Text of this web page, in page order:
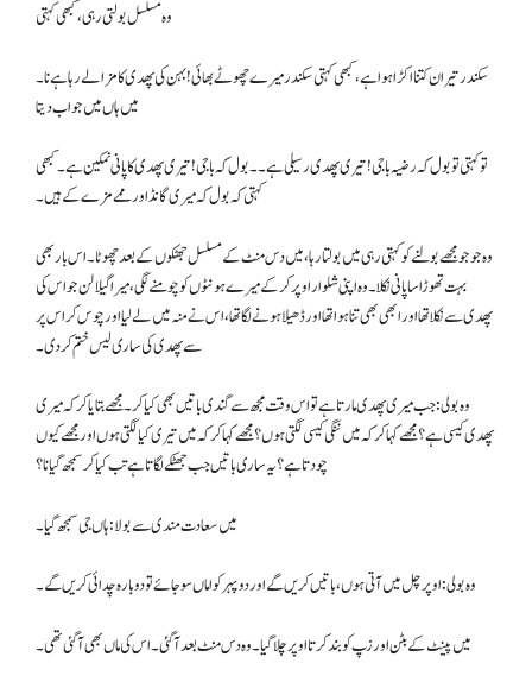
وہ مسلسل بولتی رہی، کبھی کہتی
سکندر تیر ان کتنا اکڑا ہوا ہے، کبھی کہتی سکندر میرے چھوٹے بھائی ! بہن کی پھدی کا مزا لے رہا ہے نا۔
میں ہاں میں جواب دیتا
تو کہتی تو بول کہ رضیہ باجی! تیری پھدی رسیلی ہے۔۔ بول کہ باجی! تیری پھدی کا پانی نمکین ہے۔ کبھی
کہتی کہ بول کہ میری گانڈ اورممے مزے کے ہیں۔
وہ جو جو مجھے بولنے کو کہتی رہی میں بولتا رہا، میں دس منٹ کے مسلسل جھٹکوں کے بعد چھوٹا۔ اس بار بھی
بہت تھوڑا سا پانی نکلا۔ وہ اپنی شلوار اوپر کر کے میرے ہونٹوں کو چومنے لگی، میرا گیلا لن جو اس کی
پھدی سے نکلا تھا اور ابھی بھی تنا ہوا تھا اور ڈھیلا ہونے لگا تھا، اس نے منہ میں لے لیا اور چوس کر اس پر
سے پھدی کی ساری لیس ختم کر دی۔
وہ بولی: جب میری پھدی مارتا ہے تو اس وقت مجھ سے گندی باتیں بھی کیا کر۔ مجھے بتایاکر کہ میری
پھدی کیسی ہے ؟ مجھے کہا کر کہ میں ننگی کیسی لگتی ہوں؟ مجھے کہا کر کہ میں تیری کیا لگتی ہوں اور مجھے کیوں
چودتا ہے ؟ یہ ساری باتیں جب جھٹکے لگاتا ہے تب کیا کر سمجھ گیانا ؟
میں سعادت مندی سے بولا : ہاں جی سمجھ گیا۔
وہ بولی: اوپر چل میں آتی ہوں، باتیں کریں گے اور دو پہر کو اماں سو جائے تو دوبارہ چدائی کریں گے۔
میں پینٹ کے بٹن اور زپ کو بند کر تا او پر چلا گیا۔ وہ دس منٹ بعد آگئی۔ اس کی ماں بھی آگئی تھی۔